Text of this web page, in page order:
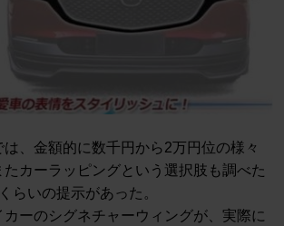
、金額的に数千円から2万円位の様々
カーラッピングという選択肢も調べた
らいの提示があった。
ーのシグネチャーウィングが、実際に